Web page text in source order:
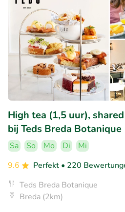
High tea (1,5 uur),
bij Teds Breda Botanique
Sa So Mo Di
Mi
9.6
Perfekt • 220
Teds Breda Botanique
Breda (2km)